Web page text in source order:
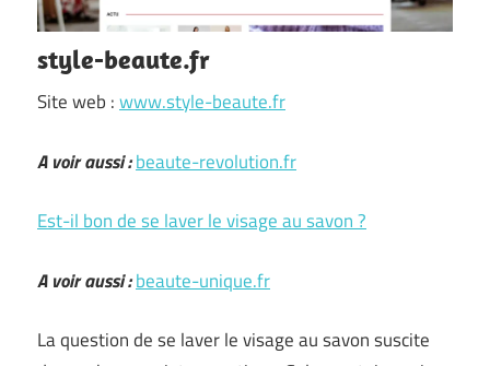
style-beaute.fr
Site web :www.style-beaute.fr
A voir aussi :beaute-revolution.fr
Est-il bon de se laver le visage au savon ?
A voir aussi :beaute-unique.fr
La question de se laver le visage au savon suscite